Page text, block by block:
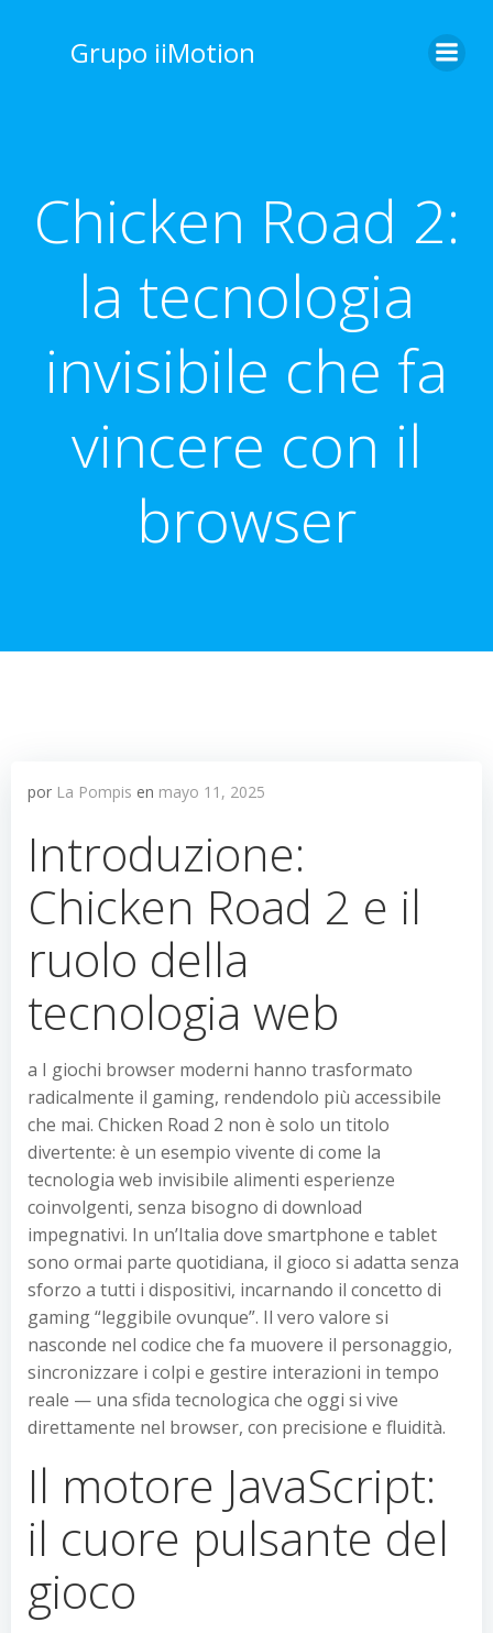
contenido
Grupo iiMotion
Chicken Road 2:
la tecnologia
invisibile che fa
vincere con il
browser
por La Pompis en mayo 11, 2025
Introduzione:
Chicken Road 2 e il
ruolo della
tecnologia web
a I giochi browser moderni hanno trasformato
radicalmente il gaming, rendendolo più accessibile
che mai. Chicken Road 2 non è solo un titolo
divertente: è un esempio vivente di come la
tecnologia web invisibile alimenti esperienze
coinvolgenti, senza bisogno di download
impegnativi. In un’Italia dove smartphone e tablet
sono ormai parte quotidiana, il gioco si adatta senza
sforzo a tutti i dispositivi, incarnando il concetto di
gaming “leggibile ovunque”. Il vero valore si
nasconde nel codice che fa muovere il personaggio,
sincronizzare i colpi e gestire interazioni in tempo
reale — una sfida tecnologica che oggi si vive
direttamente nel browser, con precisione e fluidità.
Il motore JavaScript:
il cuore pulsante del
gioco